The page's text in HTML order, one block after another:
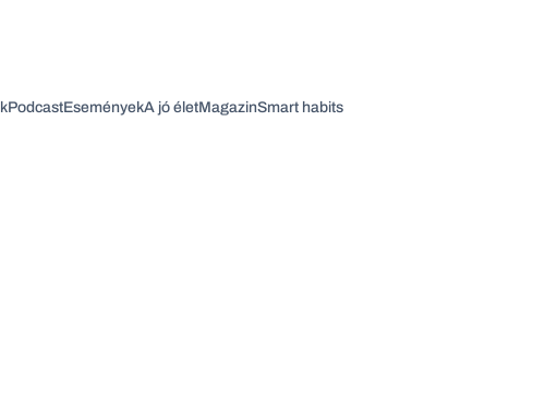
PodcastEseményekA jó életMagazinSmart habits